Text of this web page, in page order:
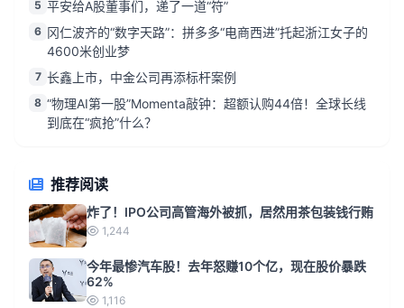
5 平安给A股董事们，递了一道“符”
6 冈仁波齐的“数字天路”：拼多多“电商西进”托起浙江女子的
4600米创业梦
7 长鑫上市，中金公司再添标杆案例
8 “物理AI第一股”Momenta敲钟：超额认购44倍！全球长线
到底在“疯抢”什么？
推荐阅读
炸了！IPO公司高管海外被抓，居然用茶包装钱行贿
1,244
今年最惨汽车股！去年怒赚10个亿，现在股价暴跌
62%
1,116